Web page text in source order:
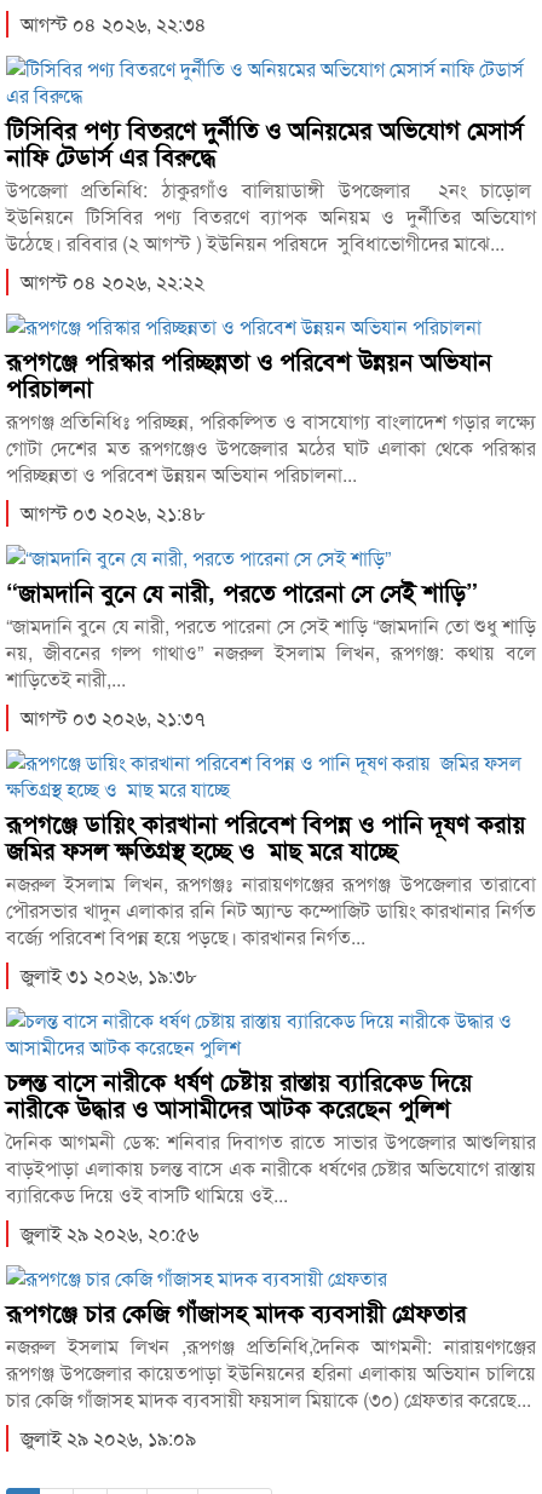
আগস্ট ০৪ ২০২৬, ২২:৩৪
টিসিবির পণ্য বিতরণে দুর্নীতি ও অনিয়মের অভিযোগ মেসার্স
নাফি টেডার্স এর বিরুদ্ধে
উপজেলা প্রতিনিধি: ঠাকুরগাঁও বালিয়াডাঙ্গী উপজেলার ২নং চাড়োল
ইউনিয়নে টিসিবির পণ্য বিতরণে ব্যাপক অনিয়ম ও দুর্নীতির অভিযোগ
উঠেছে। রবিবার (২ আগস্ট ) ইউনিয়ন পরিষদে সুবিধাভোগীদের মাঝে...
আগস্ট ০৪ ২০২৬, ২২:২২
রূপগঞ্জে পরিস্কার পরিচ্ছন্নতা ও পরিবেশ উন্নয়ন অভিযান
পরিচালনা
রূপগঞ্জ প্রতিনিধিঃ পরিচ্ছন্ন, পরিকল্পিত ও বাসযোগ্য বাংলাদেশ গড়ার লক্ষ্যে
গোটা দেশের মত রূপগঞ্জেও উপজেলার মঠের ঘাট এলাকা থেকে পরিস্কার
পরিচ্ছন্নতা ও পরিবেশ উন্নয়ন অভিযান পরিচালনা...
আগস্ট ০৩ ২০২৬, ২১:৪৮
“জামদানি বুনে যে নারী, পরতে পারেনা সে সেই শাড়ি”
“জামদানি বুনে যে নারী, পরতে পারেনা সে সেই শাড়ি “জামদানি তো শুধু শাড়ি
নয়, জীবনের গল্প গাথাও” নজরুল ইসলাম লিখন, রূপগঞ্জ: কথায় বলে
শাড়িতেই নারী,...
আগস্ট ০৩ ২০২৬, ২১:৩৭
রূপগঞ্জে ডায়িং কারখানা পরিবেশ বিপন্ন ও পানি দূষণ করায়
জমির ফসল ক্ষতিগ্রস্থ হচ্ছে ও মাছ মরে যাচ্ছে
নজরুল ইসলাম লিখন, রূপগঞ্জঃ নারায়ণগঞ্জের রূপগঞ্জ উপজেলার তারাবো
পৌরসভার খাদুন এলাকার রনি নিট অ্যান্ড কম্পোজিট ডায়িং কারখানার নির্গত
বর্জ্যে পরিবেশ বিপন্ন হয়ে পড়ছে। কারখানর নির্গত...
জুলাই ৩১ ২০২৬, ১৯:৩৮
চলন্ত বাসে নারীকে ধর্ষণ চেষ্টায় রাস্তায় ব্যারিকেড দিয়ে
নারীকে উদ্ধার ও আসামীদের আটক করেছেন পুলিশ
দৈনিক আগমনী ডেস্ক: শনিবার দিবাগত রাতে সাভার উপজেলার আশুলিয়ার
বাড়ইপাড়া এলাকায় চলন্ত বাসে এক নারীকে ধর্ষণের চেষ্টার অভিযোগে রাস্তায়
ব্যারিকেড দিয়ে ওই বাসটি থামিয়ে ওই...
জুলাই ২৯ ২০২৬, ২০:৫৬
রূপগঞ্জে চার কেজি গাঁজাসহ মাদক ব্যবসায়ী গ্রেফতার
নজরুল ইসলাম লিখন ,রূপগঞ্জ প্রতিনিধি,দৈনিক আগমনী: নারায়ণগঞ্জের
রূপগঞ্জ উপজেলার কায়েতপাড়া ইউনিয়নের হরিনা এলাকায় অভিযান চালিয়ে
চার কেজি গাঁজাসহ মাদক ব্যবসায়ী ফয়সাল মিয়াকে (৩০) গ্রেফতার করেছে...
জুলাই ২৯ ২০২৬, ১৯:০৯